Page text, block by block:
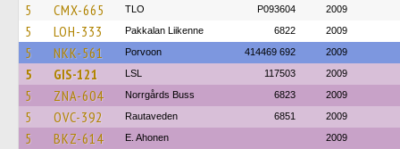
5 CMX-665 TLO P093604 2009
5 LOH-333 Pakkalan Liikenne 6822 2009
5 NKK-561 Porvoon 414469 692 2009
5 GIS-121 LSL 117503 2009
5 ZNA-604 Norrgårds Buss 6823 2009
5 OVC-392 Rautaveden 6851 2009
5 BKZ-614 E. Ahonen 2009